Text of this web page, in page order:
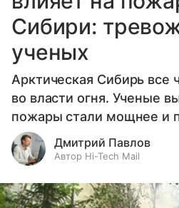
Сибири:
ученых
Арктическая Сибирь все
во власти огня. Ученые
пожары стали мощнее и
Дмитрий Павлов
Автор Hi-Tech Mail